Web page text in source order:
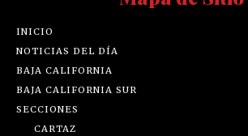
INICIO
NOTICIAS DEL DÍA
BAJA CALIFORNIA
BAJA CALIFORNIA SUR
SECCIONES
CARTAZ